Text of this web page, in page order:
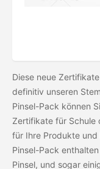
Diese neue
definitiv unseren
Pinsel-Pack können
Zertifikate für Schule
für Ihre Produkte
Pinsel-Pack
Pinsel, und sogar